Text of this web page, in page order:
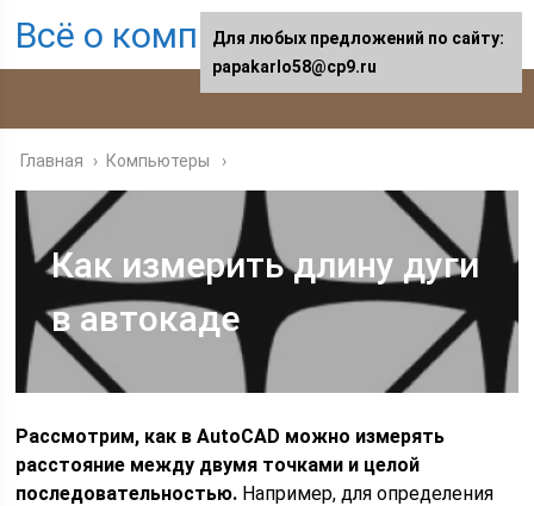
Всё о компьютерах
Главная › Компьютеры
Как измерить длину дуги
в автокаде
Рассмотрим, как в AutoCAD можно измерять
расстояние между двумя точками и целой
последовательностью. Например, для определения
Для любых предложений по сайту:
papakarlo58@cp9.ru